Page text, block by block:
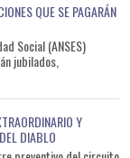
QUE SE PAGARÁN
Social (ANSES)
jubilados,
Y
DIABLO